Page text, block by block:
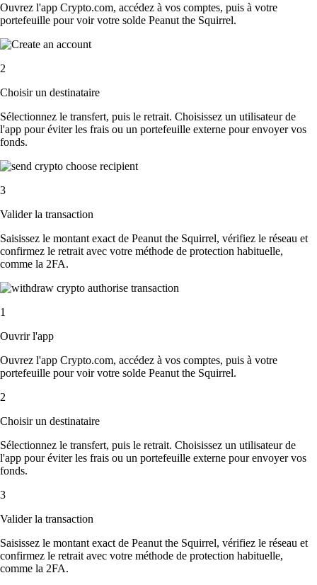
Ouvrez l'app Crypto.com, accédez à vos comptes, puis à votre
portefeuille pour voir votre solde Peanut the Squirrel.
2
Choisir un destinataire
Sélectionnez le transfert, puis le retrait. Choisissez un utilisateur de
l'app pour éviter les frais ou un portefeuille externe pour envoyer vos
fonds.
3
Valider la transaction
Saisissez le montant exact de Peanut the Squirrel, vérifiez le réseau et
confirmez le retrait avec votre méthode de protection habituelle,
comme la 2FA.
1
Ouvrir l'app
Ouvrez l'app Crypto.com, accédez à vos comptes, puis à votre
portefeuille pour voir votre solde Peanut the Squirrel.
2
Choisir un destinataire
Sélectionnez le transfert, puis le retrait. Choisissez un utilisateur de
l'app pour éviter les frais ou un portefeuille externe pour envoyer vos
fonds.
3
Valider la transaction
Saisissez le montant exact de Peanut the Squirrel, vérifiez le réseau et
confirmez le retrait avec votre méthode de protection habituelle,
comme la 2FA.